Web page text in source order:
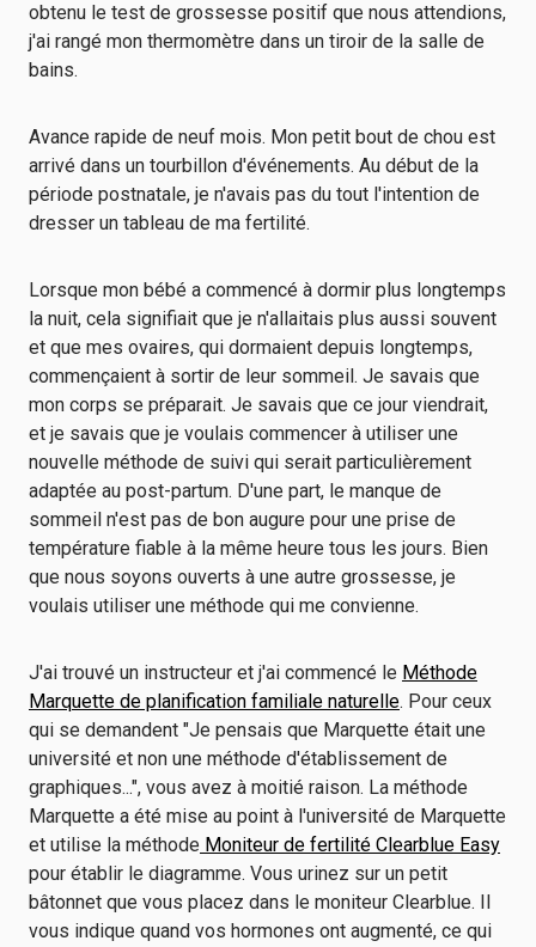
obtenu le test de grossesse positif que nous attendions,
j'ai rangé mon thermomètre dans un tiroir de la salle de
bains.
Avance rapide de neuf mois. Mon petit bout de chou est
arrivé dans un tourbillon d'événements. Au début de la
période postnatale, je n'avais pas du tout l'intention de
dresser un tableau de ma fertilité.
Lorsque mon bébé a commencé à dormir plus longtemps
la nuit, cela signifiait que je n'allaitais plus aussi souvent
et que mes ovaires, qui dormaient depuis longtemps,
commençaient à sortir de leur sommeil. Je savais que
mon corps se préparait. Je savais que ce jour viendrait,
et je savais que je voulais commencer à utiliser une
nouvelle méthode de suivi qui serait particulièrement
adaptée au post-partum. D'une part, le manque de
sommeil n'est pas de bon augure pour une prise de
température fiable à la même heure tous les jours. Bien
que nous soyons ouverts à une autre grossesse, je
voulais utiliser une méthode qui me convienne.
J'ai trouvé un instructeur et j'ai commencé le Méthode
Marquette de planification familiale naturelle. Pour ceux
qui se demandent "Je pensais que Marquette était une
université et non une méthode d'établissement de
graphiques...", vous avez à moitié raison. La méthode
Marquette a été mise au point à l'université de Marquette
et utilise la méthode Moniteur de fertilité Clearblue Easy
pour établir le diagramme. Vous urinez sur un petit
bâtonnet que vous placez dans le moniteur Clearblue. Il
vous indique quand vos hormones ont augmenté, ce qui